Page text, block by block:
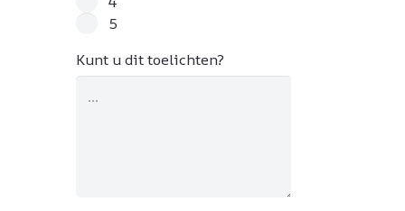
5
Kunt u dit toelichten?